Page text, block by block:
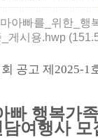
아빠를_위한_행
게시용.hwp
공고 제 2025-1
빠 행복가
여행사 모